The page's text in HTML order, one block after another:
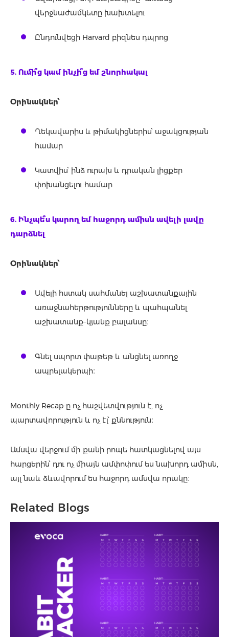
վերջնաժամկետը խախտելու
Ընդունվեցի Harvard բիզնես դպրոց
5. Ումի՞ց կամ ինչի՞ց եմ շնորհակալ
Օրինակներ՝
Ղեկավարիս և թիմակիցներիս՝ աջակցության
համար
Կատվիս՝ ինձ ուրախ և դրական լիցքեր
փոխանցելու համար
6. Ինչպե՞ս կարող եմ հաջորդ ամիսն ավելի լավը
դարձնել
Օրինակներ՝
Ավելի հստակ սահմանել աշխատանքային
առաջնահերթությունները և պահպանել
աշխատանք–կյանք բալանսը։
Գնել սպորտ փաթեթ և անցնել առողջ
ապրելակերպի։
Monthly Recap-ը ոչ հաշվետվություն է, ոչ
պարտավորություն և ոչ էլ՝ քննություն։
Ամսվա վերջում մի քանի րոպե հատկացնելով այս
հարցերին՝ դու ոչ միայն ամփոփում ես նախորդ ամիսն,
այլ նաև ձևավորում ես հաջորդ ամսվա որակը։
Related Blogs